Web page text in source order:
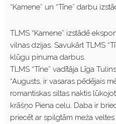
“Kamene” un “Tīne” darbu
TLMS “Kamene” izstādē
vilnas dzijas. Savukārt TLMS
klūgu pinuma darbus.
TLMS “Tīne” vadītāja Līga
“Augusts, ir vasaras pēdējais
romantiskas siltas naktis
krāšņo Piena celu. Daba ir
priecēt ar spilgtām meža